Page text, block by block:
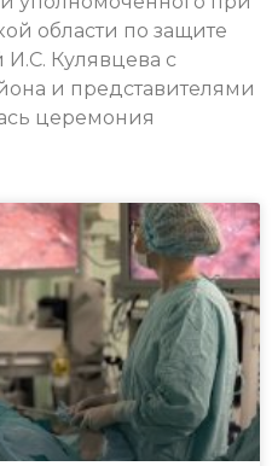
области по защите
Кулявцева с
и представителями
церемония